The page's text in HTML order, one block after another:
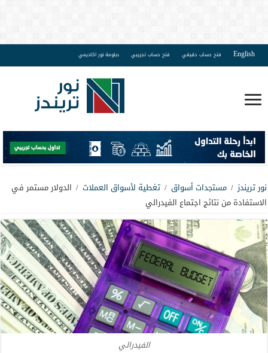
English فتح حساب حقيقي فتح حساب تجريبي دبلومة نور اكاديمي
نور تريندز / مستجدات أسواق / تغطية لأسواق العملات / الدولار مستمر في
الاستفادة من نتائج اجتماع الفيدرالي
الفيدرالي